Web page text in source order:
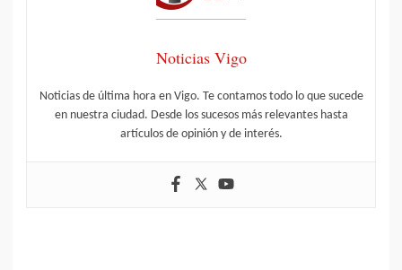
Noticias Vigo
Noticias de última hora en Vigo. Te contamos todo lo que sucede
en nuestra ciudad. Desde los sucesos más relevantes hasta
artículos de opinión y de interés.